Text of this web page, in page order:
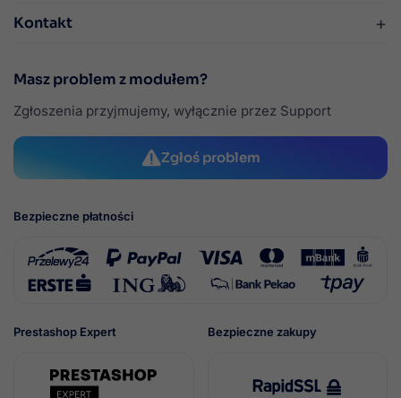
Kontakt +
Masz problem z modułem?
Zgłoszenia przyjmujemy, wyłącznie przez Support
Zgłoś problem
Prestashop Expert
Bezpieczne płatności
Bezpieczne zakupy